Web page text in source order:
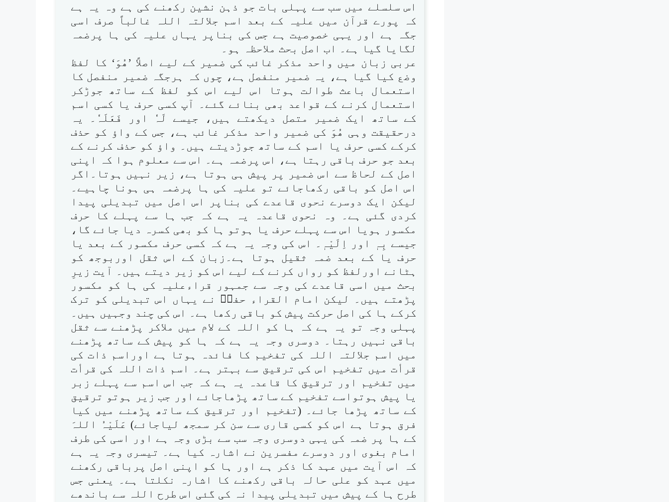
اس سلسلے میں سب سے پہلی بات جو ذہن نشین رکھنے کی ہے وہ یہ ہے
کہ پورے قرآن میں علیہ کے بعد اسم جلالتہ اللہ غالباً صرف اسی
جگہ ہے اور یہی خصوصیت ہے جس کی بناپر یہاں علیہ کی ہا پرضمہ
لگایا گیا ہے۔ اب اصل بحث ملاحظہ ہو۔
عربی زبان میں واحد مذکر غائب کی ضمیر کے لیے اصلاً ’ھُوَ‘ کا لفظ
وضع کیا گیا ہے، یہ ضمیر منفصل ہے، چوں کہ ہرجگہ ضمیر منفصل کا
استعمال باعث طوالت ہوتا اس لیے اس کو لفظ کے ساتھ جوڑکر
استعمال کرنے کے قواعد بھی بنائے گئے۔ آپ کسی حرف یا کسی اسم
کے ساتھ ایک ضمیر متصل دیکھتے ہیں، جیسے لَہٗ اور فَعَلَہٗ۔ یہ
درحقیقت وہی ھُوَ کی ضمیر واحد مذکر غائب ہے، جس کے واؤ کو حذف
کرکے کسی حرف یا اسم کے ساتھ جوڑدیتے ہیں۔ واؤ کو حذف کرنے کے
بعد جو حرف باقی رہتا ہے، اس پرضمہ ہے۔ اس سے معلوم ہوا کہ اپنی
اصل کے لحاظ سے اس ضمیر پر پیش ہی ہوتا ہے، زیر نہیں ہوتا۔اگر
اس اصل کو باقی رکھاجائے تو علیہ کی ہا پرضمہ ہی ہونا چاہیے۔
لیکن ایک دوسرے نحوی قاعدے کی بناپر اس اصل میں تبدیلی پیدا
کردی گئی ہے۔ وہ نحوی قاعدہ یہ ہے کہ جب ہا سے پہلے کا حرف
مکسور ہویا اس سے پہلے حرف یا ہوتو ہا کو بھی کسرہ دیا جائے گا،
جیسے بِہٖ اور اِلَیْہٖ۔ اس کی وجہ یہ ہے کہ کسی حرف مکسور کے بعد یا
حرف یا کے بعد ضمہ ثقیل ہوتا ہے۔زبان کے اس ثقل اوربوجھ کو
ہٹانے اورلفظ کو رواں کرنے کے لیے اس کو زیر دیتے ہیں۔ آیت زیرِ
بحث میں اسی قاعدے کی وجہ سے جمہور قراءعلیہ کی ہا کو مکسور
پڑھتے ہیں۔ لیکن امام القراء حفصؒ نے یہاں اس تبدیلی کو ترک
کرکے ہا کی اصل حرکت پیش کو باقی رکھا ہے۔ اس کی چند وجہیں ہیں۔
پہلی وجہ تو یہ ہے کہ ہا کو اللہ کے لام میں ملاکر پڑھنے سے ثقل
باقی نہیں رہتا۔ دوسری وجہ یہ ہے کہ ہا کو پیش کے ساتھ پڑھنے
میں اسم جلالتہ اللہ کی تفخیم کا فائدہ ہوتا ہے اوراسم ذات کی
قرأت میں تفخیم اس کی ترقیق سے بہتر ہے۔ اسم ذات اللہ کی قرأت
میں تفخیم اور ترقیق کا قاعدہ یہ ہے کہ جب اس اسم سے پہلے زبر
یا پیش ہوتواسے تفخیم کے ساتھ پڑھاجائے اور جب زیر ہوتو ترقیق
کے ساتھ پڑھا جائے۔ (تفخیم اور ترقیق کے ساتھ پڑھنے میں کیا
فرق ہوتا ہے اس کو کسی قاری سے سن کر سمجھ لیاجائے) عَلَیْہُ اللہَ
کے ہا پر ضمہ کی یہی دوسری وجہ سب سے بڑی وجہ ہے اور اسی کی طرف
امام بغوی اور دوسرے مفسرین نے اشارہ کیا ہے۔ تیسری وجہ یہ ہے
کہ اس آیت میں عہد کا ذکر ہے اور ہا کو اپنی اصل پرباقی رکھنے
میں عہد کو علی حالہ باقی رکھنے کا اشارہ نکلتا ہے۔ یعنی جس
طرح ہا کے پیش میں تبدیلی پیدا نہ کی گئی اس طرح اللہ سے باندھے